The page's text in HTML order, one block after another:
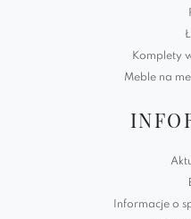
Komplety
Meble na
Informacje o